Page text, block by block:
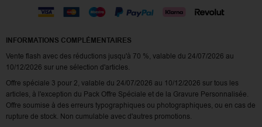
INFORMATIONS COMPLÉMENTAIRES
Vente flash avec des réductions jusqu'à 70 %, valable du 24/07/2026 au
10/12/2026 sur une sélection d'articles.
Offre spéciale 3 pour 2, valable du 24/07/2026 au 10/12/2026 sur tous les
articles, à l'exception du Pack Offre Spéciale et de la Gravure Personnalisée.
Offre soumise à des erreurs typographiques ou photographiques, ou en cas de
rupture de stock. Non cumulable avec d'autres promotions.